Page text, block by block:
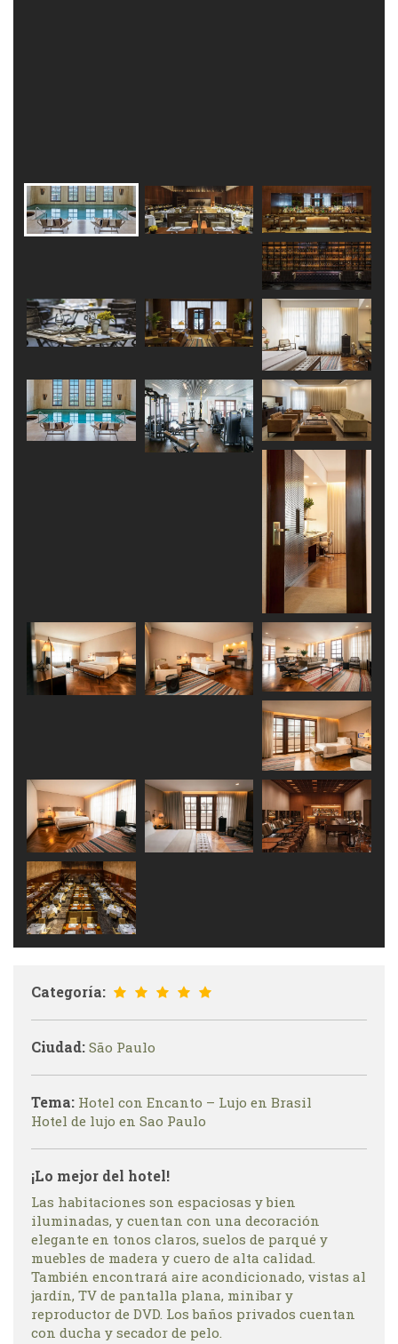
Categoría:
Ciudad: São Paulo
Tema: Hotel con Encanto – Lujo en Brasil
Hotel de lujo en Sao Paulo
¡Lo mejor del hotel!
Las habitaciones son espaciosas y bien
iluminadas, y cuentan con una decoración
elegante en tonos claros, suelos de parqué y
muebles de madera y cuero de alta calidad.
También encontrará aire acondicionado, vistas al
jardín, TV de pantalla plana, minibar y
reproductor de DVD. Los baños privados cuentan
con ducha y secador de pelo.